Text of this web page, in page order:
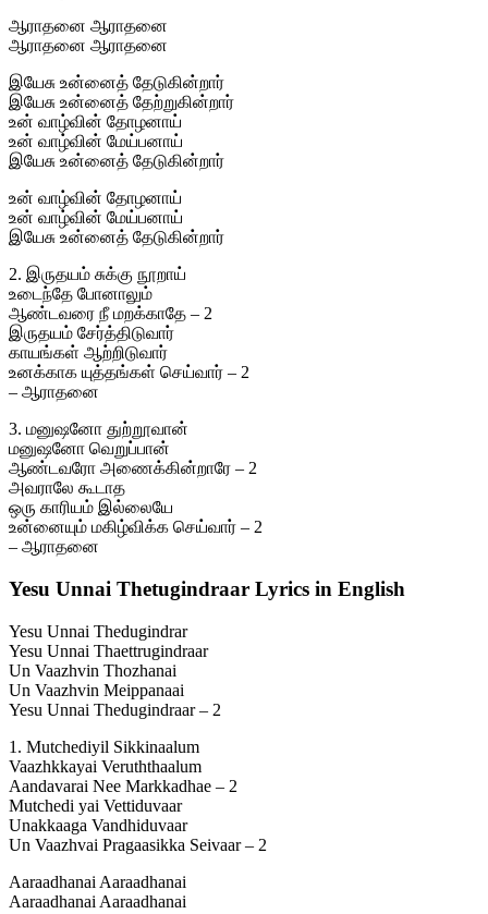
ஆராதனை ஆராதனை
ஆராதனை ஆராதனை
இயேசு உன்னைத் தேடுகின்றார்
இயேசு உன்னைத் தேற்றுகின்றார்
உன் வாழ்வின் தோழனாய்
உன் வாழ்வின் மேய்பனாய்
இயேசு உன்னைத் தேடுகின்றார்
உன் வாழ்வின் தோழனாய்
உன் வாழ்வின் மேய்பனாய்
இயேசு உன்னைத் தேடுகின்றார்
2. இருதயம் சுக்கு நூறாய்
உடைந்தே போனாலும்
ஆண்டவரை நீ மறக்காதே – 2
இருதயம் சேர்த்திடுவார்
காயங்கள் ஆற்றிடுவார்
உனக்காக யுத்தங்கள் செய்வார் – 2
– ஆராதனை
3. மனுஷனோ துற்றூவான்
மனுஷனோ வெறுப்பான்
ஆண்டவரோ அணைக்கின்றாரே – 2
அவராலே கூடாத
ஒரு காரியம் இல்லையே
உன்னையும் மகிழ்விக்க செய்வார் – 2
– ஆராதனை
Yesu Unnai Thetugindraar Lyrics in English
Yesu Unnai Thedugindrar
Yesu Unnai Thaettrugindraar
Un Vaazhvin Thozhanai
Un Vaazhvin Meippanaai
Yesu Unnai Thedugindraar – 2
1. Mutchediyil Sikkinaalum
Vaazhkkayai Veruththaalum
Aandavarai Nee Markkadhae – 2
Mutchedi yai Vettiduvaar
Unakkaaga Vandhiduvaar
Un Vaazhvai Pragaasikka Seivaar – 2
Aaraadhanai Aaraadhanai
Aaraadhanai Aaraadhanai